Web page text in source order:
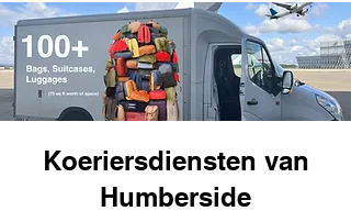
Koeriersdiensten van
Humberside